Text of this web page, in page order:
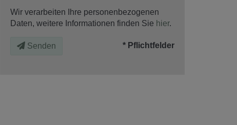
Wir verarbeiten Ihre personenbezogenen
Daten, weitere Informationen finden Sie hier.
Senden * Pflichtfelder